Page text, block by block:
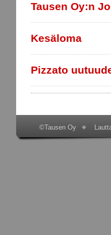
Tausen Oy:n
Kesäloma
Pizzato
©Tausen Oy